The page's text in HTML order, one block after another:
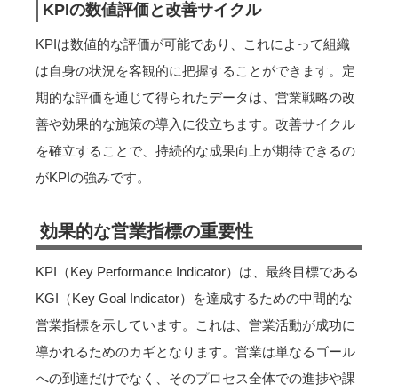
KPIの数値評価と改善サイクル
KPIは数値的な評価が可能であり、これによって組織
は自身の状況を客観的に把握することができます。定
期的な評価を通じて得られたデータは、営業戦略の改
善や効果的な施策の導入に役立ちます。改善サイクル
を確立することで、持続的な成果向上が期待できるの
がKPIの強みです。
効果的な営業指標の重要性
KPI（Key Performance Indicator）は、最終目標である
KGI（Key Goal Indicator）を達成するための中間的な
営業指標を示しています。これは、営業活動が成功に
導かれるためのカギとなります。営業は単なるゴール
への到達だけでなく、そのプロセス全体での進捗や課